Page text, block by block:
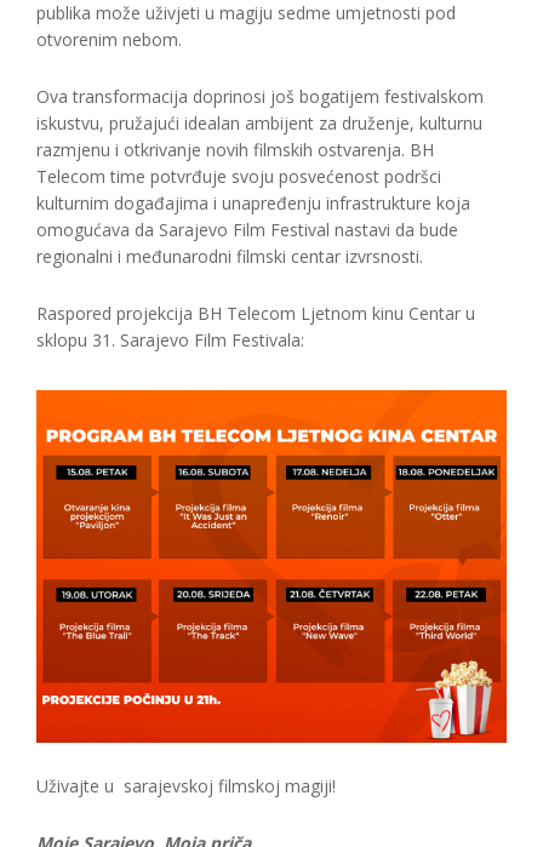
publika može uživjeti u magiju sedme umjetnosti pod
otvorenim nebom.
Ova transformacija doprinosi još bogatijem festivalskom
iskustvu, pružajući idealan ambijent za druženje, kulturnu
razmjenu i otkrivanje novih filmskih ostvarenja. BH
Telecom time potvrđuje svoju posvećenost podršci
kulturnim događajima i unapređenju infrastrukture koja
omogućava da Sarajevo Film Festival nastavi da bude
regionalni i međunarodni filmski centar izvrsnosti.
Raspored projekcija BH Telecom Ljetnom kinu Centar u
sklopu 31. Sarajevo Film Festivala:
Uživajte u sarajevskoj filmskoj magiji!